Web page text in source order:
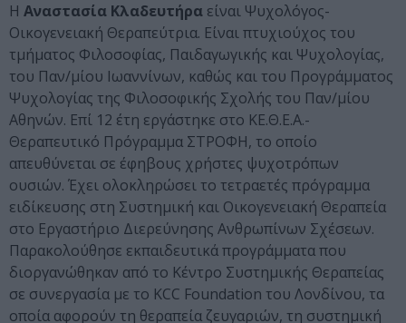
Η Αναστασία Κλαδευτήρα είναι Ψυχολόγος-
Οικογενειακή Θεραπεύτρια. Είναι πτυχιούχος του
τμήματος Φιλοσοφίας, Παιδαγωγικής και Ψυχολογίας,
του Παν/μίου Ιωαννίνων, καθώς και του Προγράμματος
Ψυχολογίας της Φιλοσοφικής Σχολής του Παν/μίου
Αθηνών. Επί 12 έτη εργάστηκε στο ΚΕ.Θ.Ε.Α.-
Θεραπευτικό Πρόγραμμα ΣΤΡΟΦΗ, το οποίο
απευθύνεται σε έφηβους χρήστες ψυχοτρόπων
ουσιών. Έχει ολοκληρώσει το τετραετές πρόγραμμα
ειδίκευσης στη Συστημική και Οικογενειακή Θεραπεία
στο Εργαστήριο Διερεύνησης Ανθρωπίνων Σχέσεων.
Παρακολούθησε εκπαιδευτικά προγράμματα που
διοργανώθηκαν από το Κέντρο Συστημικής Θεραπείας
σε συνεργασία με το KCC Foundation του Λονδίνου, τα
οποία αφορούν τη θεραπεία ζευγαριών, τη συστημική